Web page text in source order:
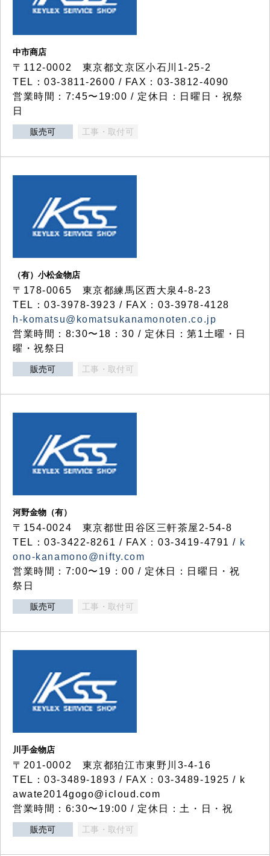
中市商店
〒112-0002 東京都文京区小石川1-25-2
TEL：03-3811-2600 / FAX：03-3812-4090
営業時間：7:45〜19:00 / 定休日：日曜日・祝祭
日
販売可 工事・取付可
（有）小松金物店
〒178-0065 東京都練馬区西大泉4-8-23
TEL：03-3978-3923 / FAX：03-3978-4128
h-komatsu@komatsukanamonoten.co.jp
営業時間：8:30〜18：30 / 定休日：第1土曜・日
曜・祝祭日
販売可 工事・取付可
河野金物（有）
〒154-0024 東京都世田谷区三軒茶屋2-54-8
TEL：03-3422-8261 / FAX：03-3419-4791 / k
ono-kanamono@nifty.com
営業時間：7:00〜19：00 / 定休日：日曜日・祝
祭日
販売可 工事・取付可
川手金物店
〒201-0002 東京都狛江市東野川3-4-16
TEL：03-3489-1893 / FAX：03-3489-1925 / k
awate2014gogo@icloud.com
営業時間：6:30〜19:00 / 定休日：土・日・祝
販売可 工事・取付可